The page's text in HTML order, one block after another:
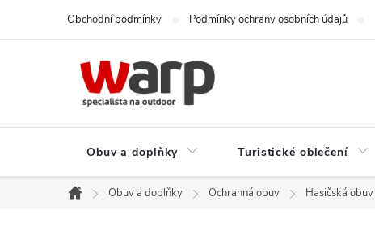
Obchodní podmínky Podmínky ochrany osobních údajů
Obuv a doplňky Turistické oblečení
Domů
Obuv a doplňky Ochranná obuv Hasičská obuv